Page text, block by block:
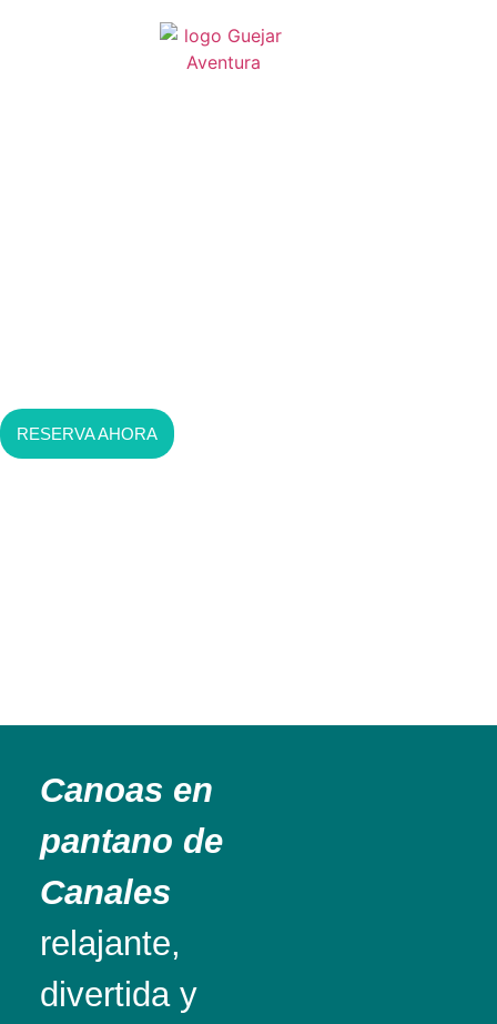
RESERVA AHORA
Canoas en
pantano de
Canales
relajante,
divertida y